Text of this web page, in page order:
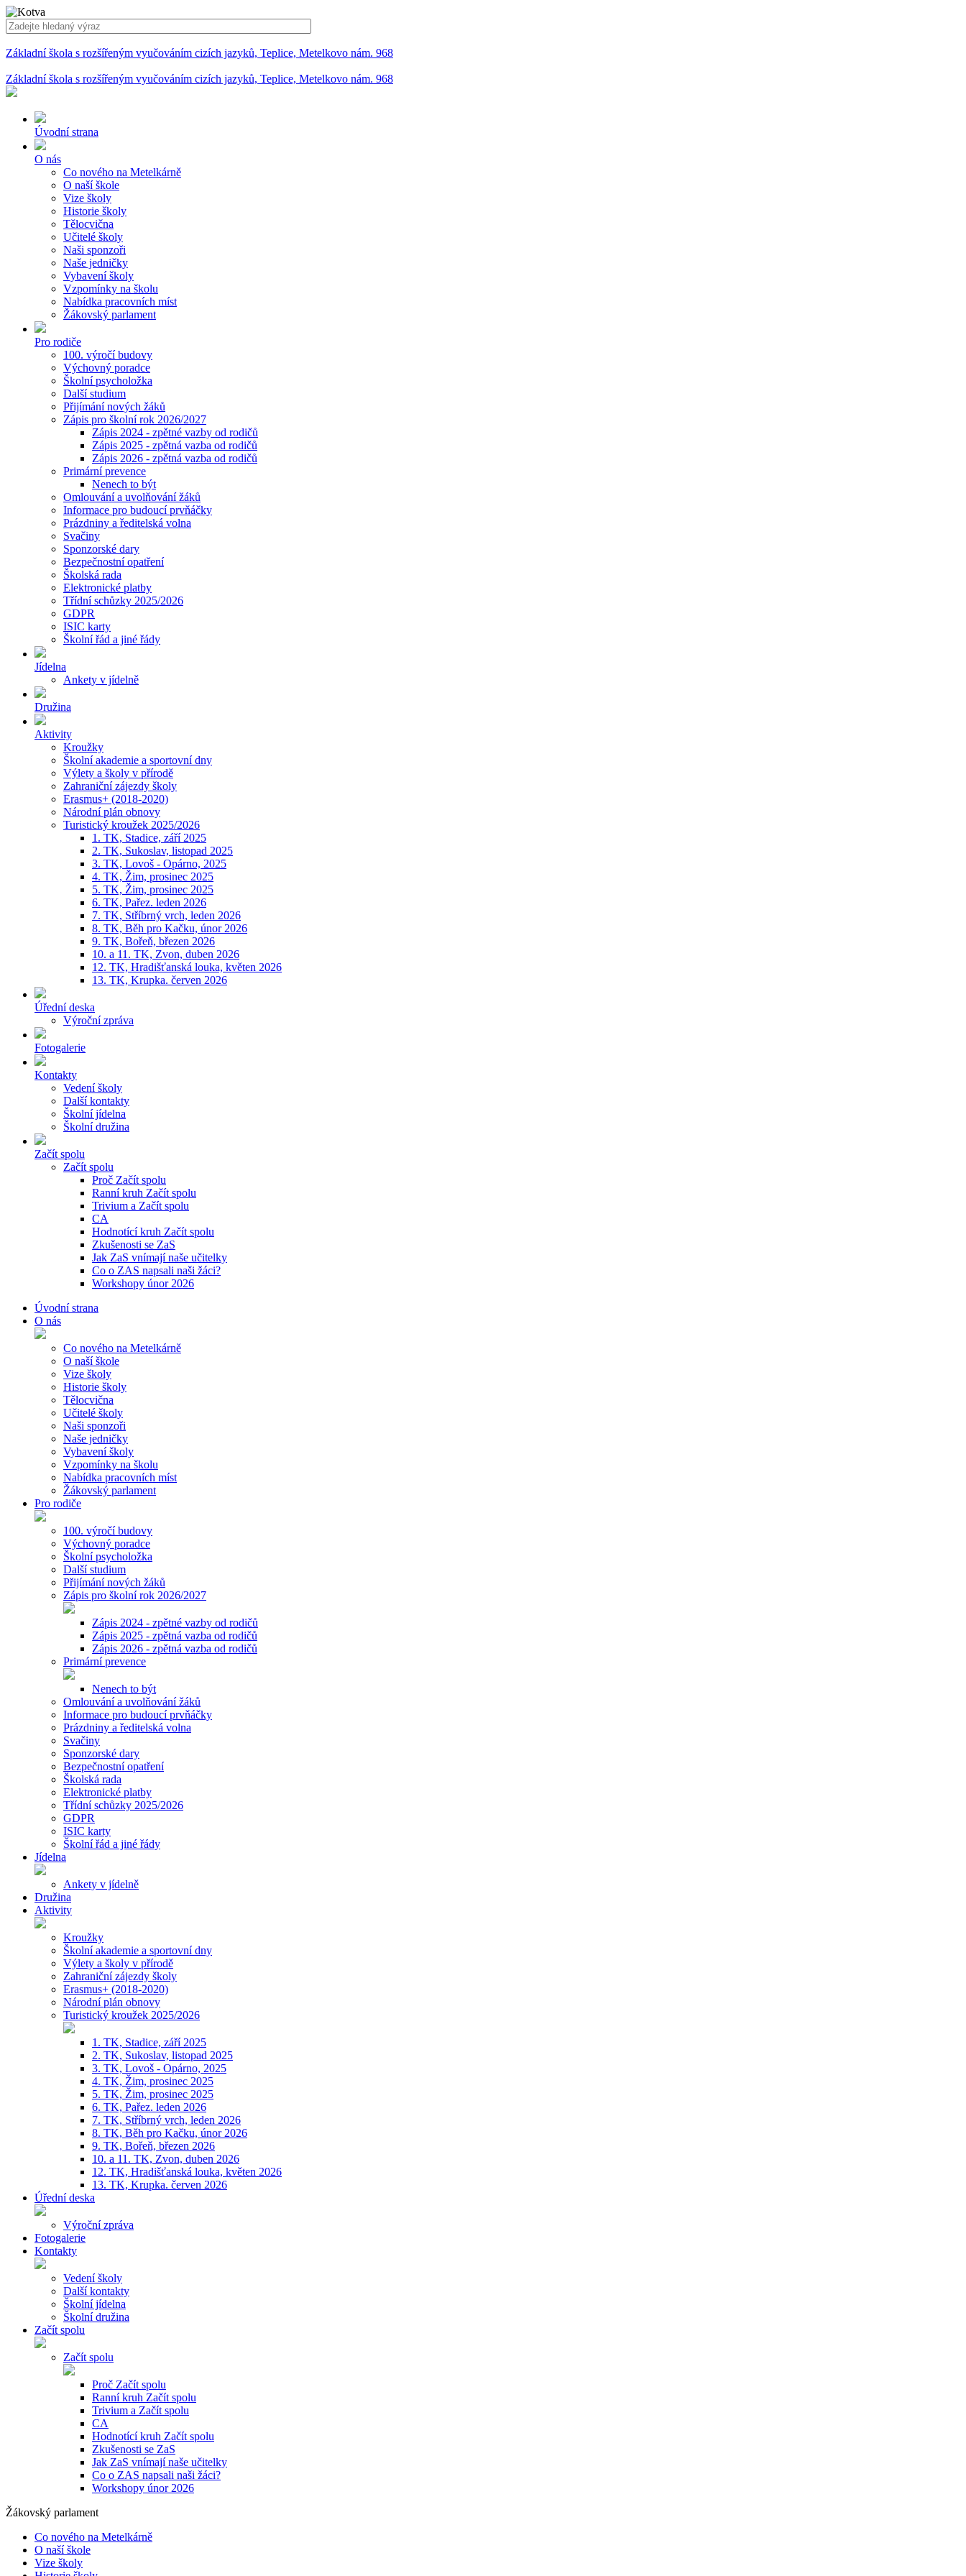
Základní škola s rozšířeným vyučováním cizích jazyků, Teplice, Metelkovo nám. 968
Základní škola s rozšířeným vyučováním cizích jazyků, Teplice, Metelkovo nám. 968
Úvodní strana
O nás
Co nového na Metelkárně
O naší škole
Vize školy
Historie školy
Tělocvična
Učitelé školy
Naši sponzoři
Naše jedničky
Vybavení školy
Vzpomínky na školu
Nabídka pracovních míst
Žákovský parlament
Pro rodiče
100. výročí budovy
Výchovný poradce
Školní psycholožka
Další studium
Přijímání nových žáků
Zápis pro školní rok 2026/2027
Zápis 2024 - zpětné vazby od rodičů
Zápis 2025 - zpětná vazba od rodičů
Zápis 2026 - zpětná vazba od rodičů
Primární prevence
Nenech to být
Omlouvání a uvolňování žáků
Informace pro budoucí prvňáčky
Prázdniny a ředitelská volna
Svačiny
Sponzorské dary
Bezpečnostní opatření
Školská rada
Elektronické platby
Třídní schůzky 2025/2026
GDPR
ISIC karty
Školní řád a jiné řády
Jídelna
Ankety v jídelně
Družina
Aktivity
Kroužky
Školní akademie a sportovní dny
Výlety a školy v přírodě
Zahraniční zájezdy školy
Erasmus+ (2018-2020)
Národní plán obnovy
Turistický kroužek 2025/2026
1. TK, Stadice, září 2025
2. TK, Sukoslav, listopad 2025
3. TK, Lovoš - Opárno, 2025
4. TK, Žim, prosinec 2025
5. TK, Žim, prosinec 2025
6. TK, Pařez. leden 2026
7. TK, Stříbrný vrch, leden 2026
8. TK, Běh pro Kačku, únor 2026
9. TK, Bořeň, březen 2026
10. a 11. TK, Zvon, duben 2026
12. TK, Hradišťanská louka, květen 2026
13. TK, Krupka. červen 2026
Úřední deska
Výroční zpráva
Fotogalerie
Kontakty
Vedení školy
Další kontakty
Školní jídelna
Školní družina
Začít spolu
Začít spolu
Proč Začít spolu
Ranní kruh Začít spolu
Trivium a Začít spolu
CA
Hodnotící kruh Začít spolu
Zkušenosti se ZaS
Jak ZaS vnímají naše učitelky
Co o ZAS napsali naši žáci?
Workshopy únor 2026
Úvodní strana
O nás
Co nového na Metelkárně
O naší škole
Vize školy
Historie školy
Tělocvična
Učitelé školy
Naši sponzoři
Naše jedničky
Vybavení školy
Vzpomínky na školu
Nabídka pracovních míst
Žákovský parlament
Pro rodiče
100. výročí budovy
Výchovný poradce
Školní psycholožka
Další studium
Přijímání nových žáků
Zápis pro školní rok 2026/2027
Zápis 2024 - zpětné vazby od rodičů
Zápis 2025 - zpětná vazba od rodičů
Zápis 2026 - zpětná vazba od rodičů
Primární prevence
Nenech to být
Omlouvání a uvolňování žáků
Informace pro budoucí prvňáčky
Prázdniny a ředitelská volna
Svačiny
Sponzorské dary
Bezpečnostní opatření
Školská rada
Elektronické platby
Třídní schůzky 2025/2026
GDPR
ISIC karty
Školní řád a jiné řády
Jídelna
Ankety v jídelně
Družina
Aktivity
Kroužky
Školní akademie a sportovní dny
Výlety a školy v přírodě
Zahraniční zájezdy školy
Erasmus+ (2018-2020)
Národní plán obnovy
Turistický kroužek 2025/2026
1. TK, Stadice, září 2025
2. TK, Sukoslav, listopad 2025
3. TK, Lovoš - Opárno, 2025
4. TK, Žim, prosinec 2025
5. TK, Žim, prosinec 2025
6. TK, Pařez. leden 2026
7. TK, Stříbrný vrch, leden 2026
8. TK, Běh pro Kačku, únor 2026
9. TK, Bořeň, březen 2026
10. a 11. TK, Zvon, duben 2026
12. TK, Hradišťanská louka, květen 2026
13. TK, Krupka. červen 2026
Úřední deska
Výroční zpráva
Fotogalerie
Kontakty
Vedení školy
Další kontakty
Školní jídelna
Školní družina
Začít spolu
Začít spolu
Proč Začít spolu
Ranní kruh Začít spolu
Trivium a Začít spolu
CA
Hodnotící kruh Začít spolu
Zkušenosti se ZaS
Jak ZaS vnímají naše učitelky
Co o ZAS napsali naši žáci?
Workshopy únor 2026
Žákovský parlament
Co nového na Metelkárně
O naší škole
Vize školy